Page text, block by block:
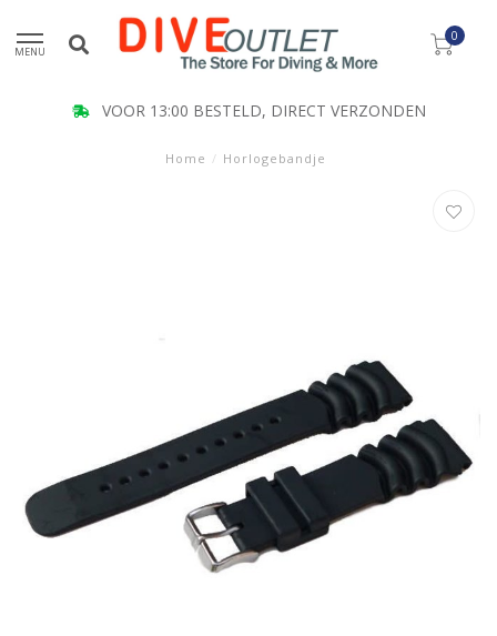
MENU
0
VOOR 13:00 BESTELD, DIRECT VERZONDEN
Home / Horlogebandje